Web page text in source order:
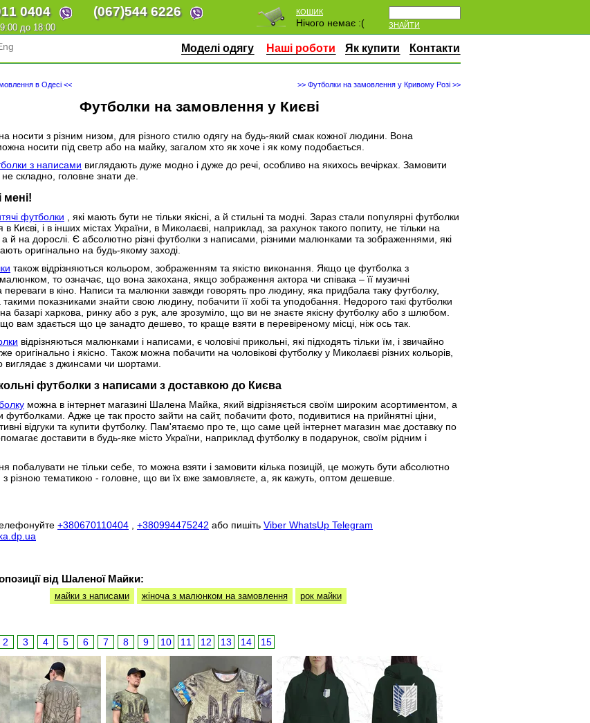
0404 (067)544 6226
до 18:00 ЗНАЙТИ
КОШИК
Нічого немає :(
Моделі одягу Наші роботи Як купити Контакти
>> Футболки на замовлення у Кривому Розі >>
в Одесі <<
Футболки на замовлення у Києві
носити з різним низом, для різного стилю одягу на будь-який смак кожної людини. Вона
носити під светр або на майку, загалом хто як хоче і як кому подобається.
з написами виглядають дуже модно і дуже до речі, особливо на якихось вечірках. Замовити
складно, головне знати де.
мені!
футболки , які мають бути не тільки якісні, а й стильні та модні. Зараз стали популярні футболки
Києві, і в інших містах України, в Миколаєві, наприклад, за рахунок такого попиту, не тільки на
а й на дорослі. Є абсолютно різні футболки з написами, різними малюнками та зображеннями, які
оригінально на будь-якому заході.
також відрізняються кольором, зображенням та якістю виконання. Якщо це футболка з
то означає, що вона закохана, якщо зображення актора чи співака – її музичні
переваги в кіно. Написи та малюнки завжди говорять про людину, яка придбала таку футболку,
такими показниками знайти свою людину, побачити її хобі та уподобання. Недорого такі футболки
базарі харкова, ринку або з рук, але зрозуміло, що ви не знаєте якісну футболку або з шлюбом.
вам здається що це занадто дешево, то краще взяти в перевіреному місці, ніж ось так.
відрізняються малюнками і написами, є чоловічі прикольні, які підходять тільки їм, і звичайно
оригінально і якісно. Також можна побачити на чоловікові футболку у Миколаєві різних кольорів,
виглядає з джинсами чи шортами.
футболки з написами з доставкою до Києва
можна в інтернет магазині Шалена Майка, який відрізняється своїм широким асортиментом, а
футболками. Адже це так просто зайти на сайт, побачити фото, подивитися на прийнятні ціни,
відгуки та купити футболку. Пам'ятаємо про те, що саме цей інтернет магазин має доставку по
доставити в будь-яке місто України, наприклад футболку в подарунок, своїм рідним і
побалувати не тільки себе, то можна взяти і замовити кілька позицій, це можуть бути абсолютно
з різною тематикою - головне, що ви їх вже замовляєте, а, як кажуть, оптом дешевше.
+380670110404 +380994475242 або пишіть Viber WhatsUp Telegram
від Шаленої Майки:
майки з написами жіноча з малюнком на замовлення рок майки
2 3 4 5 6 7 8 9 10 11 12 13 14 15